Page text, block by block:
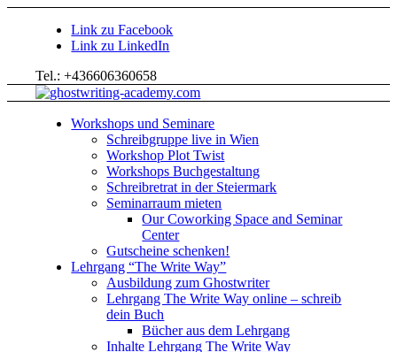
Link zu Facebook
Link zu LinkedIn
Tel.: +436606360658
Workshops und Seminare
Schreibgruppe live in Wien
Workshop Plot Twist
Workshops Buchgestaltung
Schreibretrat in der Steiermark
Seminarraum mieten
Our Coworking Space and Seminar
Center
Gutscheine schenken!
Lehrgang “The Write Way”
Ausbildung zum Ghostwriter
Lehrgang The Write Way online – schreib
dein Buch
Bücher aus dem Lehrgang
Inhalte Lehrgang The Write Way